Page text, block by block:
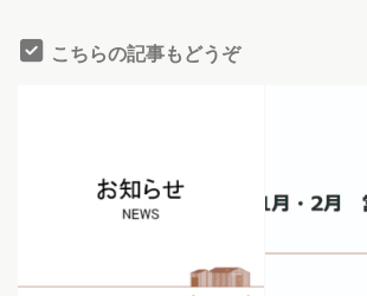
こちらの記事もどうぞ